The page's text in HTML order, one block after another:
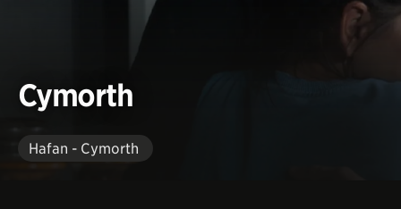
Cymorth
Hafan - Cymorth